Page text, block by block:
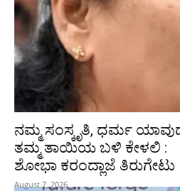
ನಮ್ಮ ಸಂಸ್ಕೃತಿ, ಧರ್ಮ
ತಮ್ಮ ತಾಯಿಯ ಬಳಿ ಕೇಳಲಿ :
ಶೋಭಾ ಕರಂದ್ಲಾಜೆ ತಿರುಗೇಟು
August 7, 2026